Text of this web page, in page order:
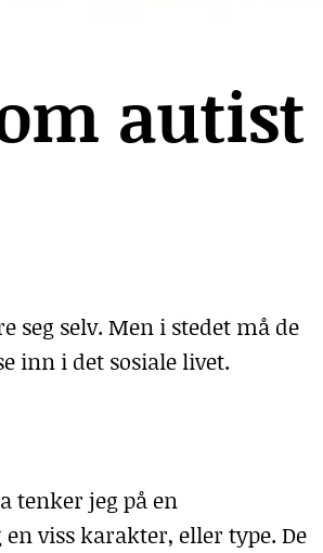
autist
seg selv. Men i stedet må de
inn i det sosiale livet.
tenker jeg på en
viss karakter, eller type. De